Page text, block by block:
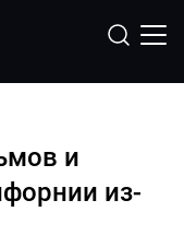
и
из-